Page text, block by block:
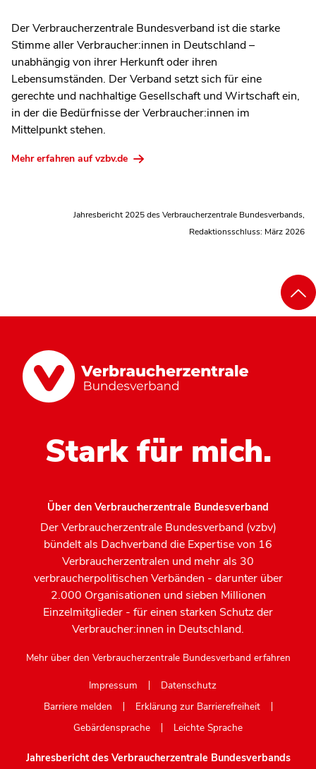
Der Verbraucherzentrale Bundesverband ist die starke
Stimme aller Verbraucher:innen in Deutschland –
unabhängig von ihrer Herkunft oder ihren
Lebensumständen. Der Verband setzt sich für eine
gerechte und nachhaltige Gesellschaft und Wirtschaft ein,
in der die Bedürfnisse der Verbraucher:innen im
Mittelpunkt stehen.
Mehr erfahren auf vzbv.de
Jahresbericht 2025 des Verbraucherzentrale Bundesverbands,
Redaktionsschluss: März 2026
Stark für mich.
Über den Verbraucherzentrale Bundesverband
Der Verbraucherzentrale Bundesverband (vzbv)
bündelt als Dachverband die Expertise von 16
Verbraucherzentralen und mehr als 30
verbraucherpolitischen Verbänden - darunter über
2.000 Organisationen und sieben Millionen
Einzelmitglieder - für einen starken Schutz der
Verbraucher:innen in Deutschland.
Mehr über den Verbraucherzentrale Bundesverband erfahren
Impressum
Datenschutz
Barriere melden
Erklärung zur Barrierefreiheit
Gebärdensprache
Leichte Sprache
Jahresbericht des Verbraucherzentrale Bundesverbands